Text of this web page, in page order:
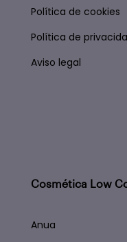
Política de cookies
Política de
Aviso legal
Cosmética Low
Anua